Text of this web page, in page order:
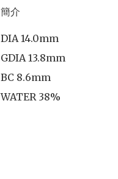
簡介
DIA 14.0mm
GDIA 13.8mm
BC 8.6mm
WATER 38%